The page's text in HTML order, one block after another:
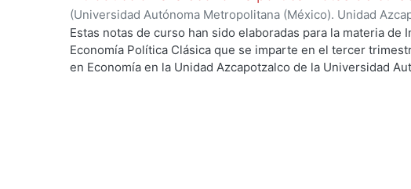
(Universidad Autónoma Metropolitana (México). Unidad
Lechuga-Montenegro, Jesús
Estas notas de curso han sido elaboradas para la materia de
Economía Política Clásica que se imparte en el tercer
en Economía en la Unidad Azcapotzalco de la Universidad